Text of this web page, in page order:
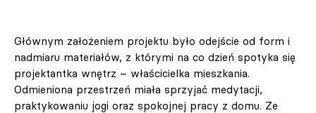
Głównym założeniem projektu było odejście od form i
nadmiaru materiałów, z którymi na co dzień spotyka się
projektantka wnętrz – właścicielka mieszkania.
Odmieniona przestrzeń miała sprzyjać medytacji,
praktykowaniu jogi oraz spokojnej pracy z domu. Ze